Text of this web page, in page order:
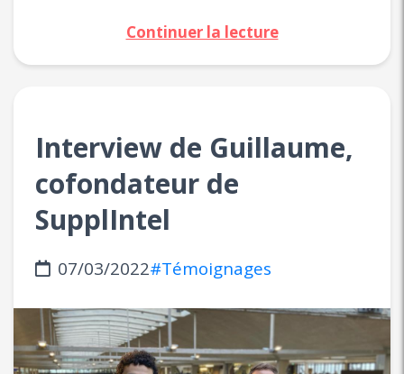
Continuer la lecture
Interview de Guillaume,
cofondateur de
SupplIntel
07/03/2022#Témoignages